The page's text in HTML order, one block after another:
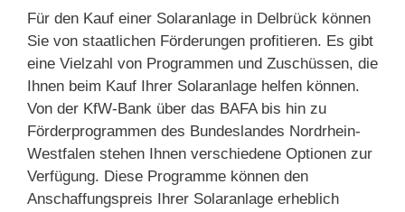
Für den Kauf einer Solaranlage in Delbrück können
Sie von staatlichen Förderungen profitieren. Es gibt
eine Vielzahl von Programmen und Zuschüssen, die
Ihnen beim Kauf Ihrer Solaranlage helfen können.
Von der KfW-Bank über das BAFA bis hin zu
Förderprogrammen des Bundeslandes Nordrhein-
Westfalen stehen Ihnen verschiedene Optionen zur
Verfügung. Diese Programme können den
Anschaffungspreis Ihrer Solaranlage erheblich